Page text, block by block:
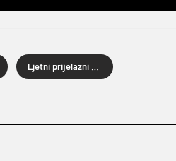
Ljetni prijelazni rok 2024.